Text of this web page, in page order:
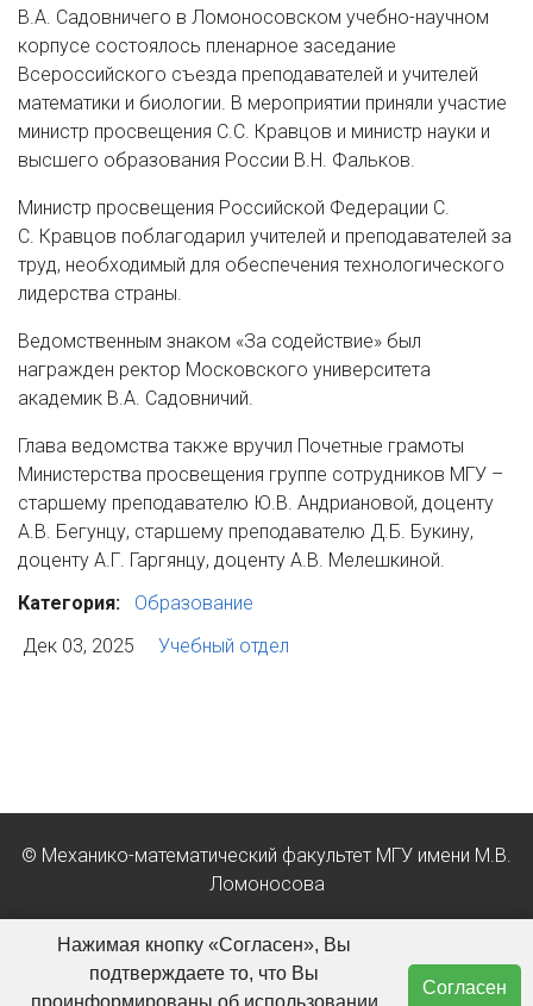
В.А. Садовничего в Ломоносовском учебно-научном
корпусе состоялось пленарное заседание
Всероссийского съезда преподавателей и учителей
математики и биологии. В мероприятии приняли участие
министр просвещения С.С. Кравцов и министр науки и
высшего образования России В.Н. Фальков.
Министр просвещения Российской Федерации С.
С. Кравцов поблагодарил учителей и преподавателей за
труд, необходимый для обеспечения технологического
лидерства страны.
Ведомственным знаком «За содействие» был
награжден ректор Московского университета
академик В.А. Садовничий.
Глава ведомства также вручил Почетные грамоты
Министерства просвещения группе сотрудников МГУ –
старшему преподавателю Ю.В. Андриановой, доценту
А.В. Бегунцу, старшему преподавателю Д.Б. Букину,
доценту А.Г. Гаргянцу, доценту А.В. Мелешкиной.
Категория:
Образование
Дек 03, 2025
Учебный отдел
© Механико-математический факультет МГУ имени М.В.
Ломоносова
имени М.В. Ломоносова
Нажимая кнопку «Согласен», Вы
подтверждаете то, что Вы
проинформированы об использовании
Согласен